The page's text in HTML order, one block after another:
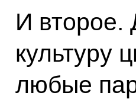
И второе.
культуру
любые